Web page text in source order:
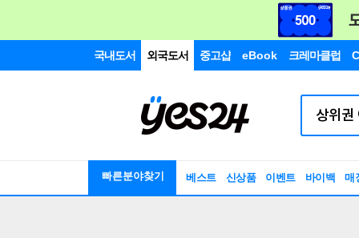
국내도서 외국도서 중고샵 eBook 크레마클럽
빠른분야찾기 베스트 신상품 이벤트 바이백 매